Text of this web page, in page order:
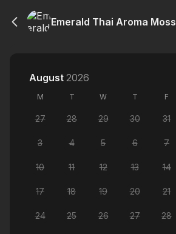
Emerald Thai Aroma Moss
August 2026
M T W T F
27 28 29 30 31
3 4 5 6 7
10 11 12 13 14
17 18 19 20 21
24 25 26 27 28